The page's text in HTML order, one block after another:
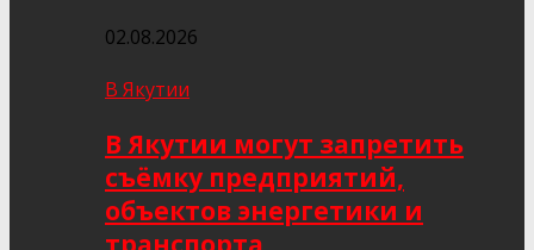
02.08.2026
В Якутии
В Якутии могут запретить
съёмку предприятий,
объектов энергетики и